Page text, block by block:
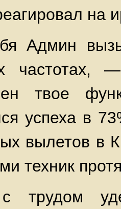
на
Админ
твое
успеха в
вылетов в
техник
трудом